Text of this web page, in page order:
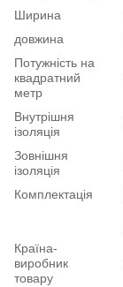
Ширина
довжина
Потужність на
квадратний
метр
Внутрішня
ізоляція
Зовнішня
ізоляція
Комплектація
Країна-
виробник
товару